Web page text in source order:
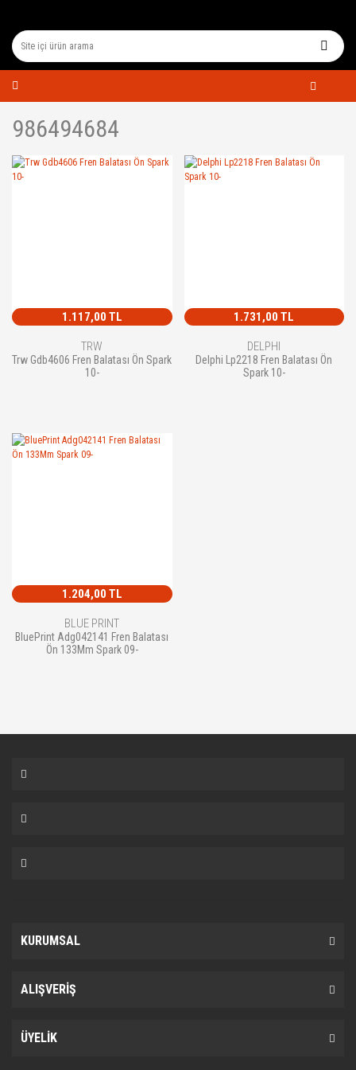
986494684
1.117,00 TL
TRW
Trw Gdb4606 Fren Balatası Ön Spark
10-
1.731,00 TL
DELPHI
Delphi Lp2218 Fren Balatası Ön
Spark 10-
1.204,00 TL
BLUE PRINT
BluePrint Adg042141 Fren Balatası
Ön 133Mm Spark 09-
KURUMSAL
ALIŞVERİŞ
ÜYELİK